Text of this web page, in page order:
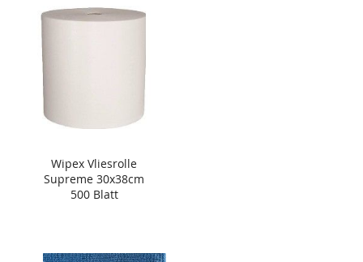
Wipex Vliesrolle
Supreme 30x38cm
500 Blatt